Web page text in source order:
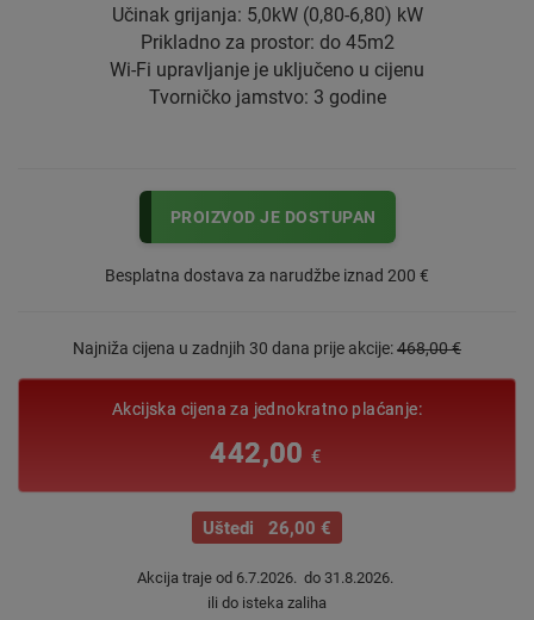
Učinak grijanja: 5,0kW (0,80-6,80) kW
Prikladno za prostor: do 45m2
Wi-Fi upravljanje je uključeno u cijenu
Tvorničko jamstvo: 3 godine
PROIZVOD JE DOSTUPAN
Besplatna dostava za narudžbe iznad 200 €
Najniža cijena u zadnjih 30 dana prije akcije:468,00 €
Akcijska cijena za jednokratno plaćanje:
442,00€
Uštedi 26,00 €
Akcija traje od 6.7.2026. do 31.8.2026.
ili do isteka zaliha